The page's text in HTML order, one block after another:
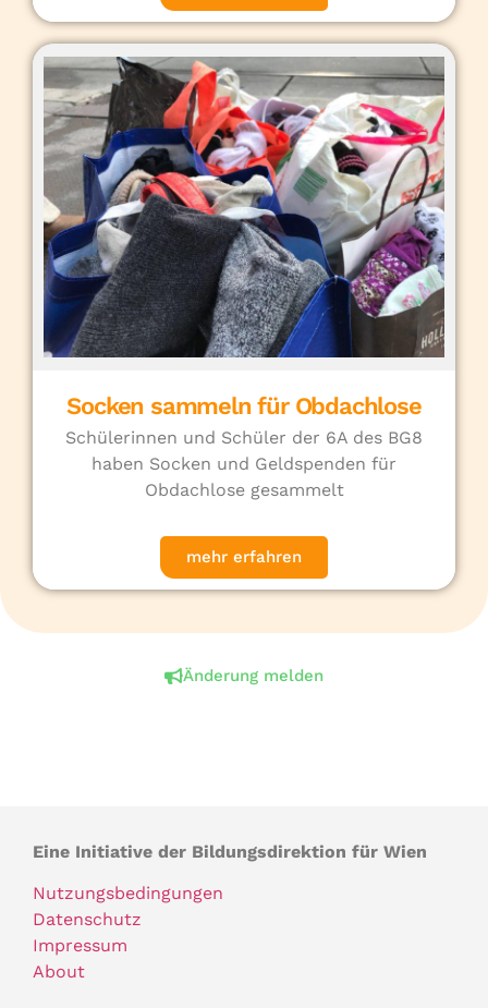
Socken sammeln für Obdachlose
Schülerinnen und Schüler der 6A des BG8
haben Socken und Geldspenden für
Obdachlose gesammelt
mehr erfahren
Änderung melden
Eine Initiative der Bildungsdirektion für Wien
Nutzungsbedingungen
Datenschutz
Impressum
About